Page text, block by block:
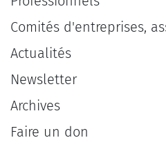
Comités d'entreprises,
Actualités
Newsletter
Archives
Faire un don